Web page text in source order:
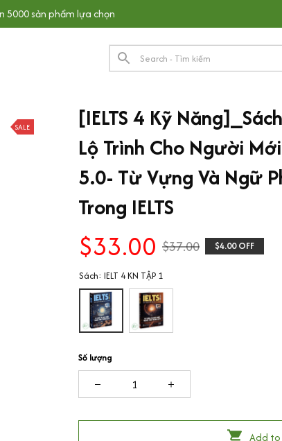
5000 sản phẩm lựa chọn
SALE
[IELTS 4 Kỹ
Lộ Trình Cho Người
5.0- Từ Vựng Và Ngữ
Trong IELTS
$33.00 $37.00 $4.00 OFF
Sách: IELT 4 KN TẬP 1
Số lượng
Add